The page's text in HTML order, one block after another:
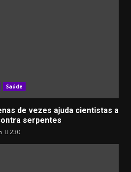
Saúde
de vezes ajuda cientistas a
serpentes
230